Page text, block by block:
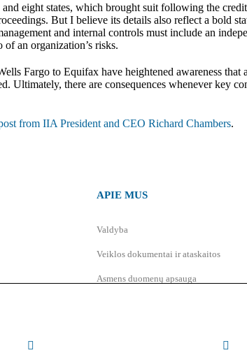
eight states, which brought suit following the credit
But I believe its details also reflect a bold
and internal controls must include an
an organization’s risks.
Fargo to Equifax have heightened awareness that
Ultimately, there are consequences whenever key
from IIA President and CEO Richard Chambers.​​​​​
APIE MUS
Valdyba
Veiklos dokumentai ir ataskaitos
Asmens duomenų apsauga